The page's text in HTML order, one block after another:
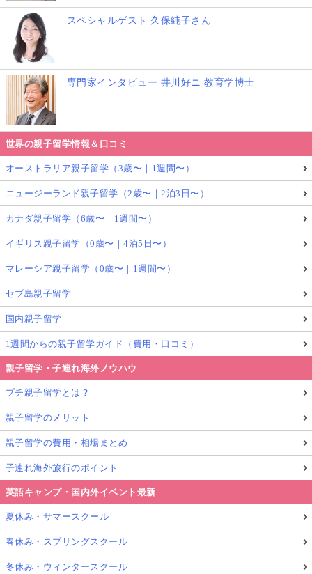
スペシャルゲスト 久保純子さん
専門家インタビュー 井川好ニ 教育学博士
世界の親子留学情報＆口コミ
オーストラリア親子留学（3歳〜｜1週間〜）
ニュージーランド親子留学（2歳〜｜2泊3日〜）
カナダ親子留学（6歳〜｜1週間〜）
イギリス親子留学（0歳〜｜4泊5日〜）
マレーシア親子留学（0歳〜｜1週間〜）
セブ島親子留学
国内親子留学
1週間からの親子留学ガイド（費用・口コミ）
親子留学・子連れ海外ノウハウ
プチ親子留学とは？
親子留学のメリット
親子留学の費用・相場まとめ
子連れ海外旅行のポイント
英語キャンプ・国内外イベント最新
夏休み・サマースクール
春休み・スプリングスクール
冬休み・ウィンタースクール